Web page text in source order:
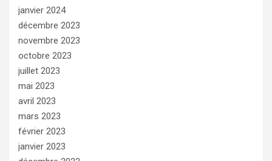
janvier 2024
décembre 2023
novembre 2023
octobre 2023
juillet 2023
mai 2023
avril 2023
mars 2023
février 2023
janvier 2023